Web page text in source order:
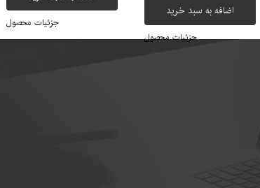
اضافه به سبد خرید
جزئیات محصول
جزئیات محصول